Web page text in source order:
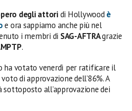
degli attoridi Hollywoodè
e ora sappiamo anche più nel
i membri di SAG-AFTRAgrazie
.
ha votato venerdì per ratificare il
di approvazione dell’86%. A
all’approvazione dei